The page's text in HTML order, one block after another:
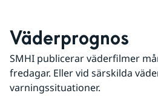
Väderprognos
SMHI publicerar väderfilmer
fredagar. Eller vid särskilda
varningssituationer.